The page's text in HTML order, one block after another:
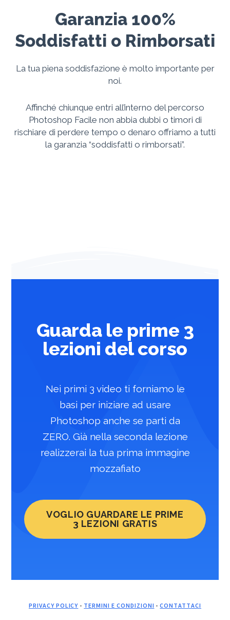
Garanzia 100%
Soddisfatti o Rimborsati
La tua piena soddisfazione è molto importante per
noi.
Affinché chiunque entri all’interno del percorso
Photoshop Facile non abbia dubbi o timori di
rischiare di perdere tempo o denaro offriamo a tutti
la garanzia “soddisfatti o rimborsati”.
Guarda le prime 3
lezioni del corso
Nei primi 3 video ti forniamo le
basi per iniziare ad usare
Photoshop anche se parti da
ZERO. Già nella seconda lezione
realizzerai la tua prima immagine
mozzafiato
VOGLIO GUARDARE LE PRIME
3 LEZIONI GRATIS
PRIVACY POLICY - TERMINI E CONDIZIONI -CONTATTACI